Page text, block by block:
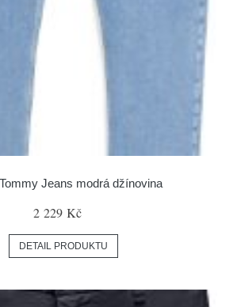
Jeans modrá džínovina
2 229 Kč
DETAIL PRODUKTU